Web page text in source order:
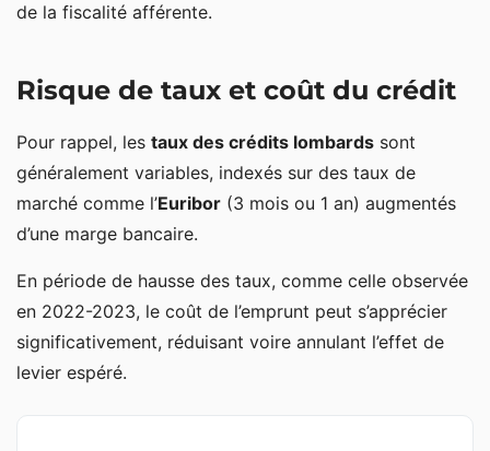
de la fiscalité afférente.
Risque de taux et coût du crédit
Pour rappel, les taux des crédits lombards sont
généralement variables, indexés sur des taux de
marché comme l’Euribor (3 mois ou 1 an) augmentés
d’une marge bancaire.
En période de hausse des taux, comme celle observée
en 2022-2023, le coût de l’emprunt peut s’apprécier
significativement, réduisant voire annulant l’effet de
levier espéré.